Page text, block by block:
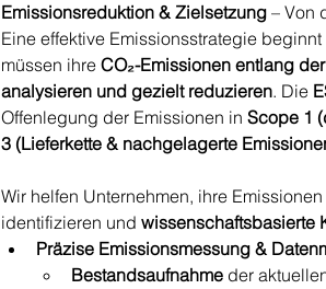
Emissionsreduktion & Zielsetzung – Von
Eine effektive Emissionsstrategie
müssen ihre CO₂-Emissionen entlang
analysieren und gezielt reduzieren. Die
Offenlegung der Emissionen in Scope 1
3 (Lieferkette & nachgelagerte
Wir helfen Unternehmen, ihre
identifizieren und wissenschaftsbasierte
Präzise Emissionsmessung &
Bestandsaufnahme der